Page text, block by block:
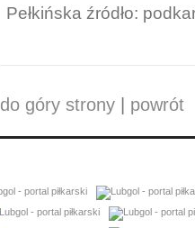
Pełkińska źródło:
do góry strony| powrót